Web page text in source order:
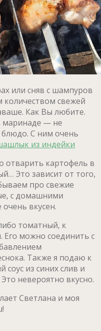
или сняв с шампуров
свежей
Как Вы любите.
маринаде — не
С ним очень
картофель в
Это зависит от того,
про свежие
с домашними
вкусен.
томатный, к
можно соединить с
Также я подаю к
из синих слив и
невероятно вкусно.
Светлана и моя